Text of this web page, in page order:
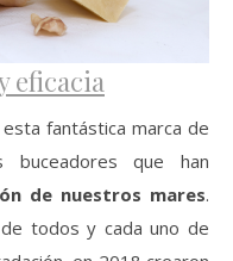
eficacia
fantástica marca de
buceadores que han
de nuestros mares.
todos y cada uno de